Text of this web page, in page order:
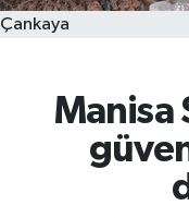
Çankaya
Manisa